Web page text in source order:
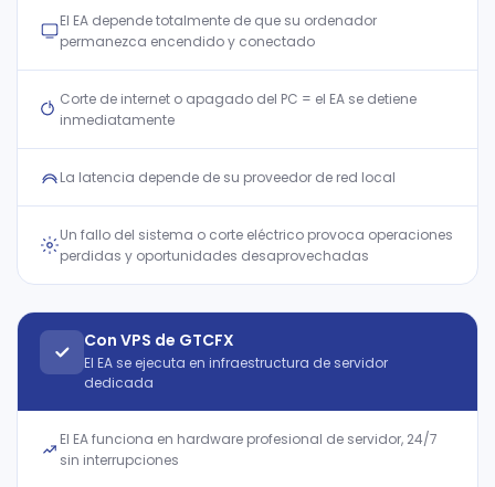
El EA depende totalmente de que su ordenador
permanezca encendido y conectado
Corte de internet o apagado del PC = el EA se detiene
inmediatamente
La latencia depende de su proveedor de red local
Un fallo del sistema o corte eléctrico provoca operaciones
perdidas y oportunidades desaprovechadas
Con VPS de GTCFX
El EA se ejecuta en infraestructura de servidor
dedicada
El EA funciona en hardware profesional de servidor, 24/7
sin interrupciones